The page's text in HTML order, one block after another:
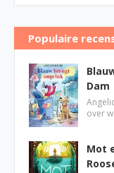
Populaire
Dam
over
Mot